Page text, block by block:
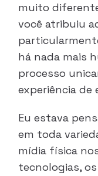
muito
você atribuiu
há nada mais
processo
experiência de
Eu estava
em toda
mídia física
tecnologias,